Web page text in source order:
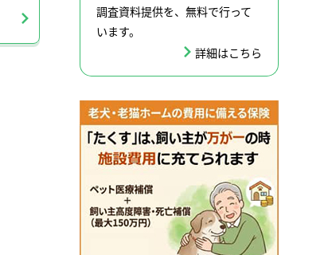
調査資料提供を、無料で行って
います。
詳細はこちら